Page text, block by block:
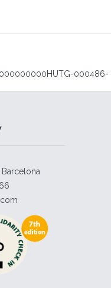
000486-
Barcelona